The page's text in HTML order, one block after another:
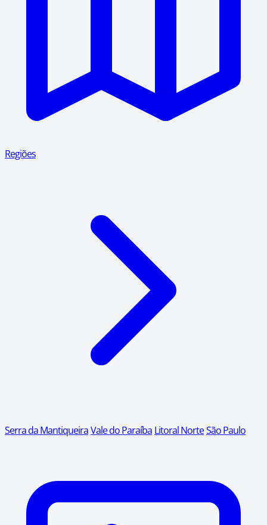
Regiões
Serra da MantiqueiraVale do Paraíba Litoral NorteSão Paulo